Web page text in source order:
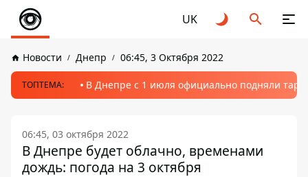
UK
Новости Днепр 06:45, 3 Октября 2022
ТОПТЕМА: В Днепре с 1 июля официально подняли
06:45, 03 октября 2022
В Днепре будет облачно, временами
дождь: погода на 3 октября